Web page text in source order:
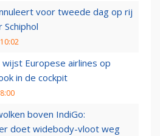
voor tweede dag op rij
Schiphol
wijst Europese airlines op
in de cockpit
boven IndiGo:
doet widebody-vloot weg